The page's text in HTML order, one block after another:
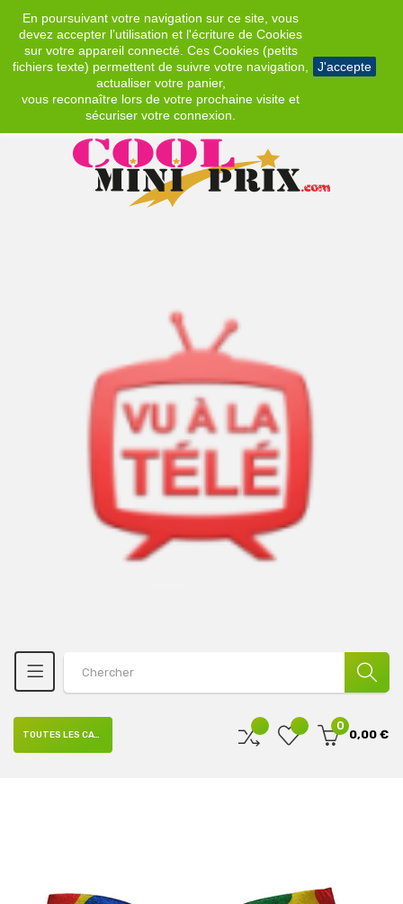
En poursuivant votre navigation sur ce site, vous
devez accepter l’utilisation et l'écriture de Cookies
sur votre appareil connecté. Ces Cookies (petits
fichiers texte) permettent de suivre votre navigation,
actualiser votre panier,
vous reconnaître lors de votre prochaine visite et
sécuriser votre connexion.
J'accepte
EUR
0
0,00 €
TOUTES LES CATÉGORIES